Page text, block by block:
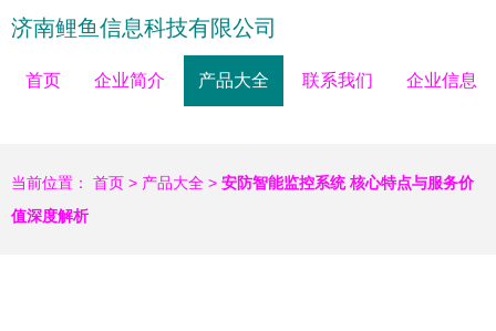
济南鲤鱼信息科技有限公司
首页 企业简介 产品大全 联系我们 企业信息
当前位置： 首页 > 产品大全 > 安防智能监控系统 核心特点与服务价
值深度解析